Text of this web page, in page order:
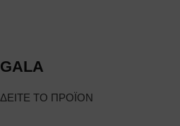
GALA
ΔΕΙΤΕ ΤΟ ΠΡΟΪΟΝ